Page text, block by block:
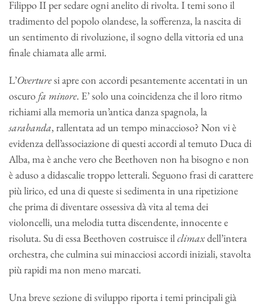
Filippo II per sedare ogni anelito di rivolta. I temi sono il
tradimento del popolo olandese, la sofferenza, la nascita di
un sentimento di rivoluzione, il sogno della vittoria ed una
finale chiamata alle armi.
L’Overturesi apre con accordi pesantemente accentati in un
oscuro fa minore. E’ solo una coincidenza che il loro ritmo
richiami alla memoria un’antica danza spagnola, la
sarabanda, rallentata ad un tempo minaccioso? Non vi è
evidenza dell’associazione di questi accordi al temuto Duca di
Alba, ma è anche vero che Beethoven non ha bisogno e non
è aduso a didascalie troppo letterali. Seguono frasi di carattere
più lirico, ed una di queste si sedimenta in una ripetizione
che prima di diventare ossessiva dà vita al tema dei
violoncelli, una melodia tutta discendente, innocente e
risoluta. Su di essa Beethoven costruisce ilclimaxdell’intera
orchestra, che culmina sui minacciosi accordi iniziali, stavolta
più rapidi ma non meno marcati.
Una breve sezione di sviluppo riporta i temi principali già